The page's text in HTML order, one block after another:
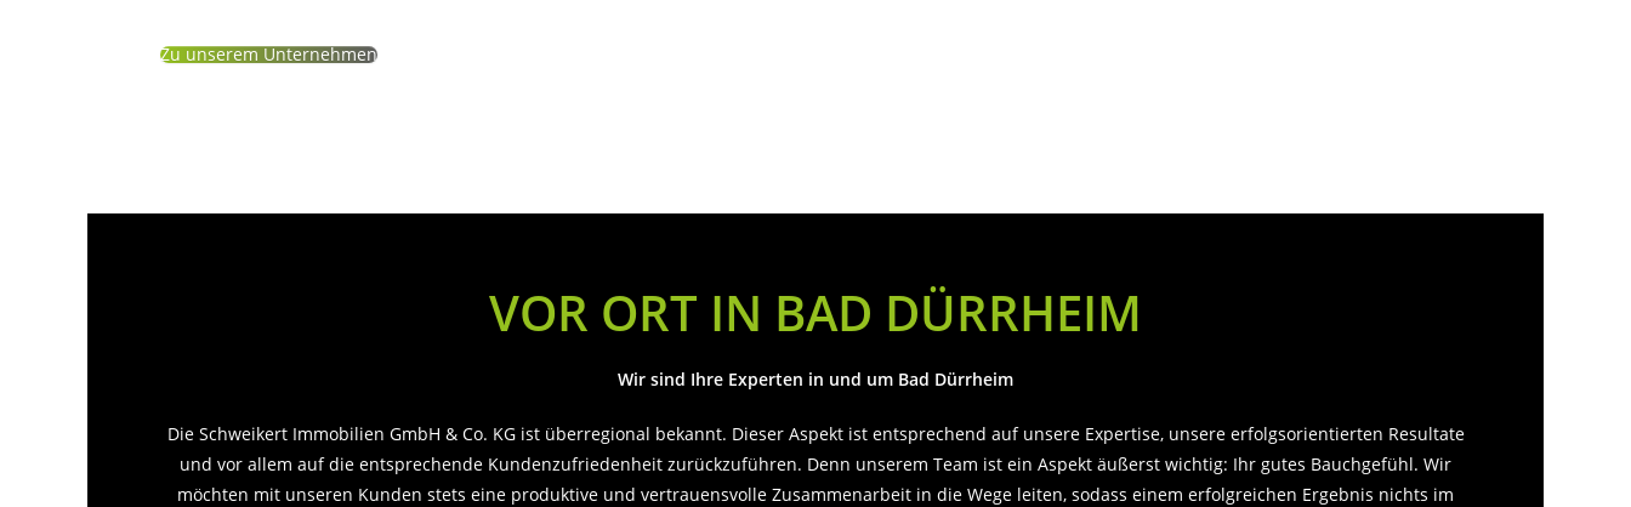
Zu unserem Unternehmen
VOR ORT IN BAD DÜRRHEIM
Wir sind Ihre Experten in und um Bad Dürrheim
Die Schweikert Immobilien GmbH & Co. KG ist überregional bekannt. Dieser Aspekt ist entsprechend auf unsere Expertise, unsere erfolgsorientierten Resultate
und vor allem auf die entsprechende Kundenzufriedenheit zurückzuführen. Denn unserem Team ist ein Aspekt äußerst wichtig: Ihr gutes Bauchgefühl. Wir
möchten mit unseren Kunden stets eine produktive und vertrauensvolle Zusammenarbeit in die Wege leiten, sodass einem erfolgreichen Ergebnis nichts im